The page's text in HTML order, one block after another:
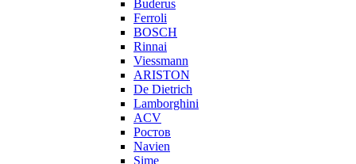
Buderus
Ferroli
BOSCH
Rinnai
Viessmann
ARISTON
De Dietrich
Lamborghini
ACV
Ростов
Navien
Sime